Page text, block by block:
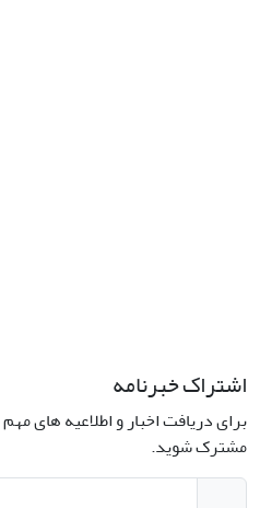
اشتراک خبرنامه
برای دریافت اخبار و اطلاعیه های
مشترک شوید.